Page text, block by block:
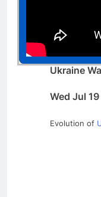
Ukraine
Wed Jul
Evolution of